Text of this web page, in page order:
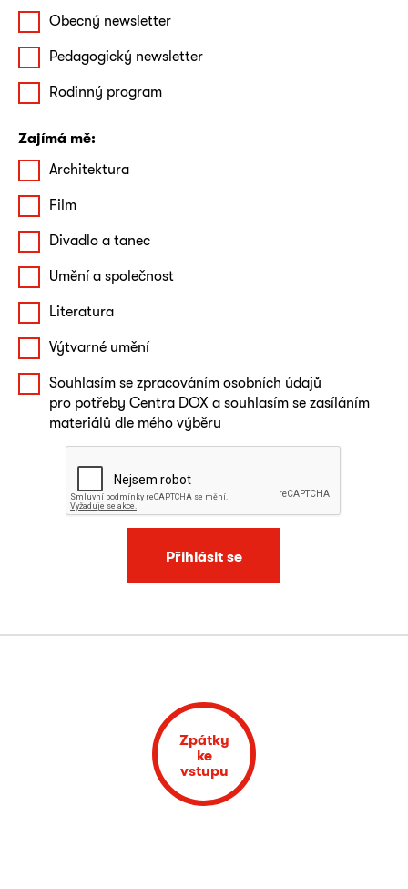
Obecný newsletter
Pedagogický newsletter
Rodinný program
Zajímá mě:
Architektura
Film
Divadlo a tanec
Umění a společnost
Literatura
Výtvarné umění
Souhlasím se zpracováním osobních údajů
pro potřeby Centra DOX a souhlasím se zasíláním
materiálů dle mého výběru
Přihlásit se
Zpátky
ke
vstupu